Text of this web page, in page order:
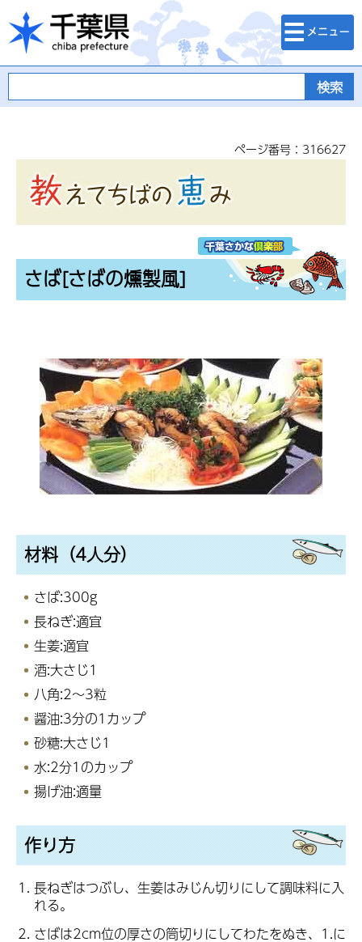
千葉県
検索・メニュ
ー
ページ番号：316627
さば[さばの燻製風]
材料（4人分）
さば:300g
長ねぎ:適宜
生姜:適宜
酒:大さじ1
八角:2～3粒
醤油:3分の1カップ
砂糖:大さじ1
水:2分1のカップ
揚げ油:適量
作り方
長ねぎはつぶし、生姜はみじん切りにして調味料に入
れる。
さばは2cm位の厚さの筒切りにしてわたをぬき、1.に